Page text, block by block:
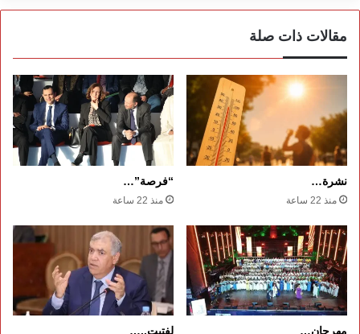
مقالات ذات صلة
نشرة…
منذ 22 ساعة
“فرصة”…
منذ 22 ساعة
مهرجان… لفتيت..…